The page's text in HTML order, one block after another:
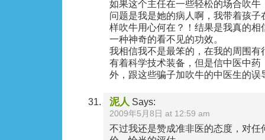
如果这个主任在一些轻松的场合吹牛
问题是我是她的病人啊，我带着孩子
样吹牛用心何在？！结果是我真的相
一种神奇的看不见的功效。
我相信我不是最笨的，在我的周围有
有着科学技术装备，但是信中医中药
外，跟这些骗子加吹牛的中医生的误
泥人 Says:
2009年5月8日 at 12:59 am
不过我还是赞成准非医的态度，对任